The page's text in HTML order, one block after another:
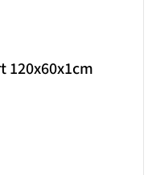
120x60x1cm